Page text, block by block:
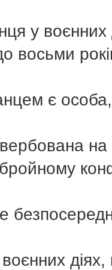
у воєнних
восьми
є